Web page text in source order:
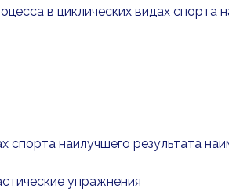
в циклических видах спорта
спорта наилучшего результата
упражнения